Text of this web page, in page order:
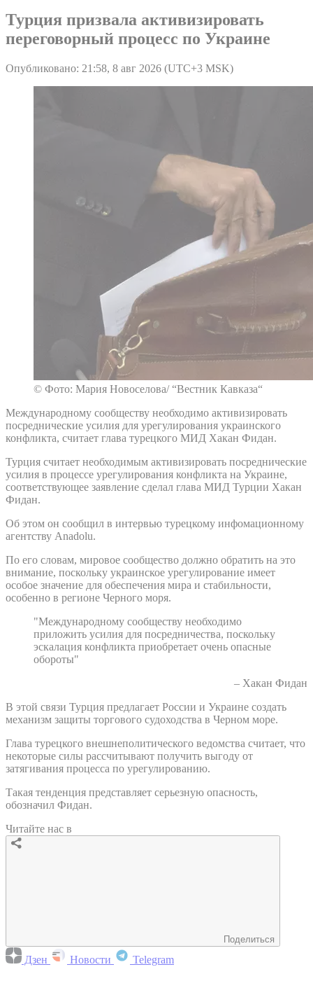
Турция призвала активизировать
переговорный процесс по Украине
Опубликовано: 21:58, 8 авг 2026 (UTC+3 MSK)
© Фото: Мария Новоселова/ “Вестник Кавказа“
Международному сообществу необходимо активизировать
посреднические усилия для урегулирования украинского
конфликта, считает глава турецкого МИД Хакан Фидан.
Турция считает необходимым активизировать посреднические
усилия в процессе урегулирования конфликта на Украине,
соответствующее заявление сделал глава МИД Турции Хакан
Фидан.
Об этом он сообщил в интервью турецкому инфомационному
агентству Anadolu.
По его словам, мировое сообщество должно обратить на это
внимание, поскольку украинское урегулирование имеет
особое значение для обеспечения мира и стабильности,
особенно в регионе Черного моря.
"Международному сообществу необходимо
приложить усилия для посредничества, поскольку
эскалация конфликта приобретает очень опасные
обороты"
– Хакан Фидан
В этой связи Турция предлагает России и Украине создать
механизм защиты торгового судоходства в Черном море.
Глава турецкого внешнеполитического ведомства считает, что
некоторые силы рассчитывают получить выгоду от
затягивания процесса по урегулированию.
Такая тенденция представляет серьезную опасность,
обозначил Фидан.
Читайте нас в
Поделиться
Дзен Новости Telegram